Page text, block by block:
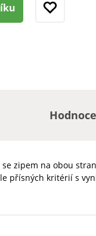
zipem na obou
přísných kritérií s